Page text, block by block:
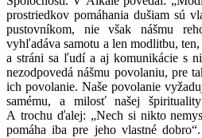
prostriedkov pomáhania dušiam sú
pustovníkom, nie však nášmu
vyhľadáva samotu a len modlitbu,
a stráni sa ľudí a aj komunikácie s
nezodpovedá nášmu povolaniu, pre
ich povolanie. Naše povolanie
samému, a milosť našej
A trochu ďalej: „Nech si nikto
pomáha iba pre jeho vlastné